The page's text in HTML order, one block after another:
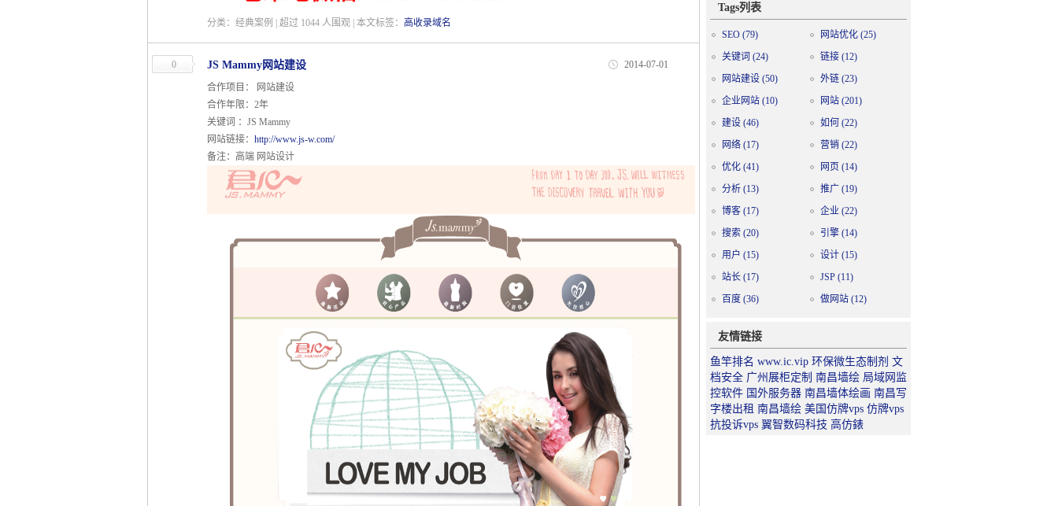
分类：经典案例 | 超过 1044 人围观 | 本文标签： 高收录域名
0 2014-07-01
JS Mammy网站建设
合作项目： 网站建设
合作年限：2年
关键词 ：JS Mammy
网站链接： http://www.js-w.com/
备注：高端 网站设计
Tags列表
SEO (79) 网站优化 (25)
关键词 (24) 链接 (12)
网站建设 (50) 外链 (23)
企业网站 (10) 网站 (201)
建设 (46) 如何 (22)
网络 (17) 营销 (22)
优化 (41) 网页 (14)
分析 (13) 推广 (19)
博客 (17) 企业 (22)
搜索 (20) 引擎 (14)
用户 (15) 设计 (15)
站长 (17) JSP (11)
百度 (36) 做网站 (12)
友情链接
鱼竿排名 www.ic.vip 环保微生态制剂 文
档安全 广州展柜定制 南昌墙绘 局域网监
控软件 国外服务器 南昌墙体绘画 南昌写
字楼出租 南昌墙绘 美国仿牌vps 仿牌vps
抗投诉vps 翼智数码科技 高仿錶